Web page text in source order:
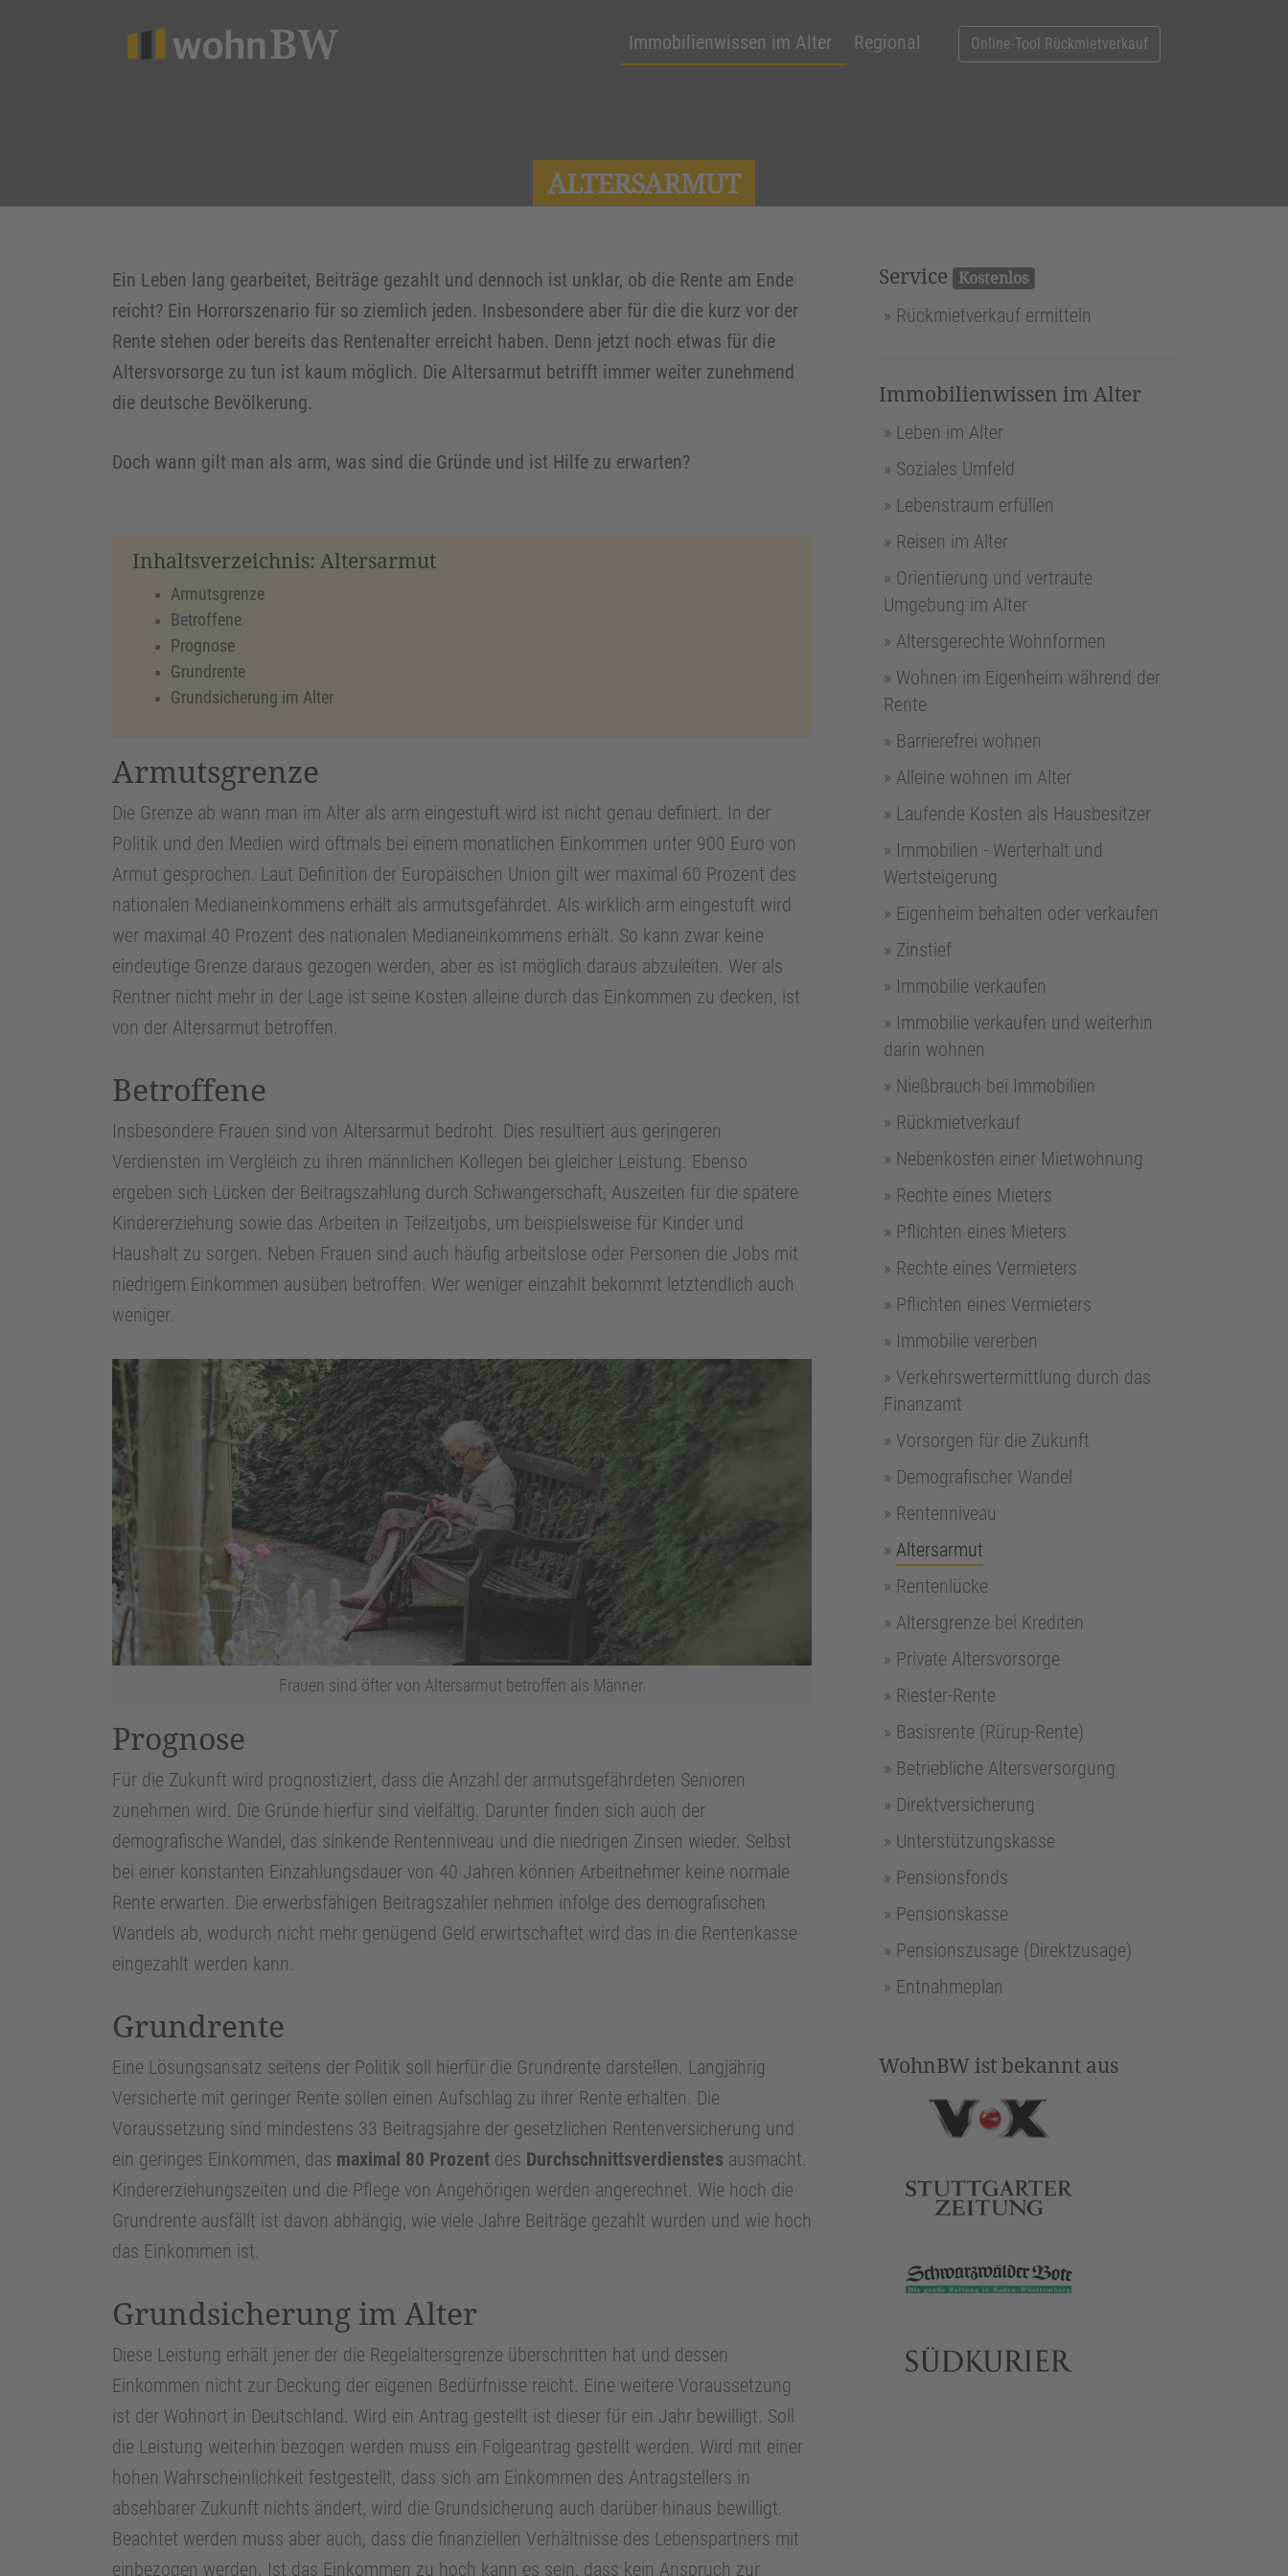
Immobilienwissen im Alter Regional Online-Tool Rückmietverkauf
ALTERSARMUT
Ein Leben lang gearbeitet, Beiträge gezahlt und dennoch ist unklar, ob die Rente am Ende
reicht? Ein Horrorszenario für so ziemlich jeden. Insbesondere aber für die die kurz vor der
Rente stehen oder bereits das Rentenalter erreicht haben. Denn jetzt noch etwas für die
Altersvorsorge zu tun ist kaum möglich. Die Altersarmut betrifft immer weiter zunehmend
die deutsche Bevölkerung.
Doch wann gilt man als arm, was sind die Gründe und ist Hilfe zu erwarten?
Inhaltsverzeichnis: Altersarmut
Armutsgrenze
Betroffene
Prognose
Grundrente
Grundsicherung im Alter
Armutsgrenze
Die Grenze ab wann man im Alter als arm eingestuft wird ist nicht genau definiert. In der
Politik und den Medien wird oftmals bei einem monatlichen Einkommen unter 900 Euro von
Armut gesprochen. Laut Definition der Europäischen Union gilt wer maximal 60 Prozent des
nationalen Medianeinkommens erhält als armutsgefährdet. Als wirklich arm eingestuft wird
wer maximal 40 Prozent des nationalen Medianeinkommens erhält. So kann zwar keine
eindeutige Grenze daraus gezogen werden, aber es ist möglich daraus abzuleiten. Wer als
Rentner nicht mehr in der Lage ist seine Kosten alleine durch das Einkommen zu decken, ist
von der Altersarmut betroffen.
Betroffene
Insbesondere Frauen sind von Altersarmut bedroht. Dies resultiert aus geringeren
Verdiensten im Vergleich zu ihren männlichen Kollegen bei gleicher Leistung. Ebenso
ergeben sich Lücken der Beitragszahlung durch Schwangerschaft, Auszeiten für die spätere
Kindererziehung sowie das Arbeiten in Teilzeitjobs, um beispielsweise für Kinder und
Haushalt zu sorgen. Neben Frauen sind auch häufig arbeitslose oder Personen die Jobs mit
niedrigem Einkommen ausüben betroffen. Wer weniger einzahlt bekommt letztendlich auch
weniger.
Frauen sind öfter von Altersarmut betroffen als Männer.
Prognose
Für die Zukunft wird prognostiziert, dass die Anzahl der armutsgefährdeten Senioren
zunehmen wird. Die Gründe hierfür sind vielfältig. Darunter finden sich auch der
demografische Wandel, das sinkende Rentenniveau und die niedrigen Zinsen wieder. Selbst
bei einer konstanten Einzahlungsdauer von 40 Jahren können Arbeitnehmer keine normale
Rente erwarten. Die erwerbsfähigen Beitragszahler nehmen infolge des demografischen
Wandels ab, wodurch nicht mehr genügend Geld erwirtschaftet wird das in die Rentenkasse
eingezahlt werden kann.
Grundrente
Eine Lösungsansatz seitens der Politik soll hierfür die Grundrente darstellen. Langjährig
Versicherte mit geringer Rente sollen einen Aufschlag zu ihrer Rente erhalten. Die
Voraussetzung sind mindestens 33 Beitragsjahre der gesetzlichen Rentenversicherung und
ein geringes Einkommen, das maximal 80 Prozent des Durchschnittsverdienstes ausmacht.
Kindererziehungszeiten und die Pflege von Angehörigen werden angerechnet. Wie hoch die
Grundrente ausfällt ist davon abhängig, wie viele Jahre Beiträge gezahlt wurden und wie hoch
das Einkommen ist.
Grundsicherung im Alter
Diese Leistung erhält jener der die Regelaltersgrenze überschritten hat und dessen
Einkommen nicht zur Deckung der eigenen Bedürfnisse reicht. Eine weitere Voraussetzung
ist der Wohnort in Deutschland. Wird ein Antrag gestellt ist dieser für ein Jahr bewilligt. Soll
die Leistung weiterhin bezogen werden muss ein Folgeantrag gestellt werden. Wird mit einer
hohen Wahrscheinlichkeit festgestellt, dass sich am Einkommen des Antragstellers in
absehbarer Zukunft nichts ändert, wird die Grundsicherung auch darüber hinaus bewilligt.
Beachtet werden muss aber auch, dass die finanziellen Verhältnisse des Lebenspartners mit
einbezogen werden. Ist das Einkommen zu hoch kann es sein, dass kein Anspruch zur
Service Kostenlos
Rückmietverkauf ermitteln
Immobilienwissen im Alter
Leben im Alter
Soziales Umfeld
Lebenstraum erfüllen
Reisen im Alter
Orientierung und vertraute
Umgebung im Alter
Altersgerechte Wohnformen
Wohnen im Eigenheim während der
Rente
Barrierefrei wohnen
Alleine wohnen im Alter
Laufende Kosten als Hausbesitzer
Immobilien - Werterhalt und
Wertsteigerung
Eigenheim behalten oder verkaufen
Zinstief
Immobilie verkaufen
Immobilie verkaufen und weiterhin
darin wohnen
Nießbrauch bei Immobilien
Rückmietverkauf
Nebenkosten einer Mietwohnung
Rechte eines Mieters
Pflichten eines Mieters
Rechte eines Vermieters
Pflichten eines Vermieters
Immobilie vererben
Verkehrswertermittlung durch das
Finanzamt
Vorsorgen für die Zukunft
Demografischer Wandel
Rentenniveau
Altersarmut
Rentenlücke
Altersgrenze bei Krediten
Private Altersvorsorge
Riester-Rente
Basisrente (Rürup-Rente)
Betriebliche Altersversorgung
Direktversicherung
Unterstützungskasse
Pensionsfonds
Pensionskasse
Pensionszusage (Direktzusage)
Entnahmeplan
WohnBW ist bekannt aus